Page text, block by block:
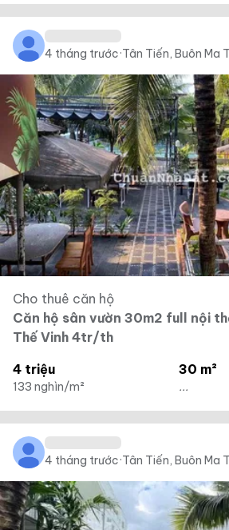
4 tháng trước·Tân Tiến, Buôn Ma
Cho thuê căn hộ
Căn hộ sân vườn 30m2 full nội
Thế Vinh 4tr/th
4 triệu
133 nghìn/m²
30 m²
...
4 tháng trước·Tân Tiến, Buôn Ma